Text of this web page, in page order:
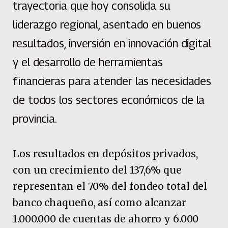
trayectoria que hoy consolida su
liderazgo regional, asentado en buenos
resultados, inversión en innovación digital
y el desarrollo de herramientas
financieras para atender las necesidades
de todos los sectores económicos de la
provincia.
Los resultados en depósitos privados,
con un crecimiento del 137,6% que
representan el 70% del fondeo total del
banco chaqueño, así como alcanzar
1.000.000 de cuentas de ahorro y 6.000